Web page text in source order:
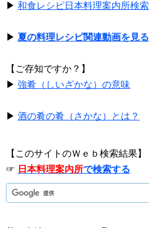
▶ 和食レシピ日本料理案内所検索
▶ 夏の料理レシピ関連動画を見る
【ご存知ですか？】
▶ 強肴（しいざかな）の意味
▶ 酒の肴の肴（さかな）とは？
【このサイトのＷｅｂ検索結果】
☞ 日本料理案内所で検索する